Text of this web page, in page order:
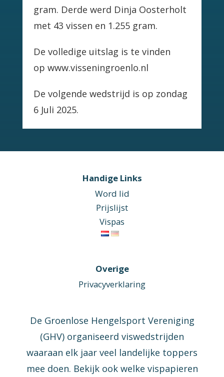
gram. Derde werd Dinja Oosterholt
met 43 vissen en 1.255 gram.
De volledige uitslag is te vinden
op www.visseningroenlo.nl
De volgende wedstrijd is op zondag
6 Juli 2025.
Handige Links
Word lid
Prijslijst
Vispas
Overige
Privacyverklaring
De Groenlose Hengelsport Vereniging
(GHV) organiseerd viswedstrijden
waaraan elk jaar veel landelijke toppers
mee doen. Bekijk ook welke vispapieren